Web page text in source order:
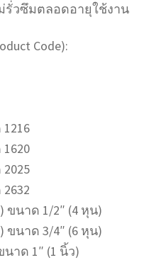
รั่วซึมตลอดอายุใช้งาน
Code):
ขนาด 1/2″ (4 หุน)
ขนาด 3/4″ (6 หุน)
นาด 1″ (1 นิ้ว)